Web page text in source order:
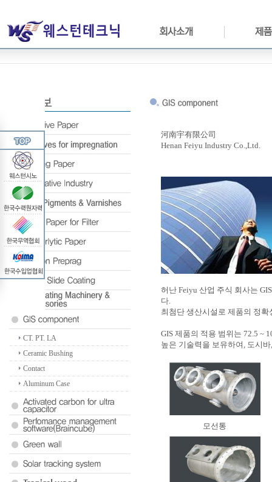
회사소개 제
CT. PT. LA
Ceramic Bushing
Contact
Aluminum Case
河南宇有限公司
Henan Feiyu Industry Co.,Ltd.
허난 Feiyu 산업 주식 회사는
다.
최첨단 생산시설로 제품의 정
GIS 제품의 적용 범위는 72.5 ~
높은 기술력을 보유하여, 도시
모선통